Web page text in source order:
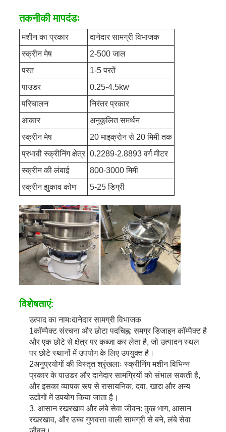
तकनीकी मापदंडः
मशीन का प्रकार
दानेदार सामग्री विभाजक
स्क्रीन मेष
2-500 जाल
परत
1-5 परतें
पाउडर
0.25-4.5kw
परिचालन
निरंतर प्रकार
आकार
अनुकूलित समर्थन
स्क्रीन मेष
20 माइक्रोन से 20 मिमी तक
प्रभावी स्क्रीनिंग क्षेत्र 0.2289-2.8893 वर्ग मीटर
स्क्रीन की लंबाई
800-3000 मिमी
स्क्रीन झुकाव कोण
5-25 डिग्री
विशेषताएं:
उत्पाद का नामःदानेदार सामग्री विभाजक
1कॉम्पैक्ट संरचना और छोटा पदचिह्न: समग्र डिजाइन कॉम्पैक्ट है
और एक छोटे से क्षेत्र पर कब्जा कर लेता है, जो उत्पादन स्थल
पर छोटे स्थानों में उपयोग के लिए उपयुक्त है।
2अनुप्रयोगों की विस्तृत श्रृंखलाः स्क्रीनिंग मशीन विभिन्न
प्रकार के पाउडर और दानेदार सामग्रियों को संभाल सकती है,
और इसका व्यापक रूप से रासायनिक, दवा, खाद्य और अन्य
उद्योगों में उपयोग किया जाता है।
3. आसान रखरखाव और लंबे सेवा जीवन: कुछ भाग, आसान
रखरखाव, और उच्च गुणवत्ता वाली सामग्री से बने, लंबे सेवा